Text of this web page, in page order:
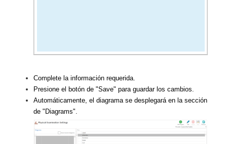
Complete la información requerida.
Presione el botón de "Save" para guardar los cambios.
Automáticamente, el diagrama se desplegará en la sección
de "Diagrams".